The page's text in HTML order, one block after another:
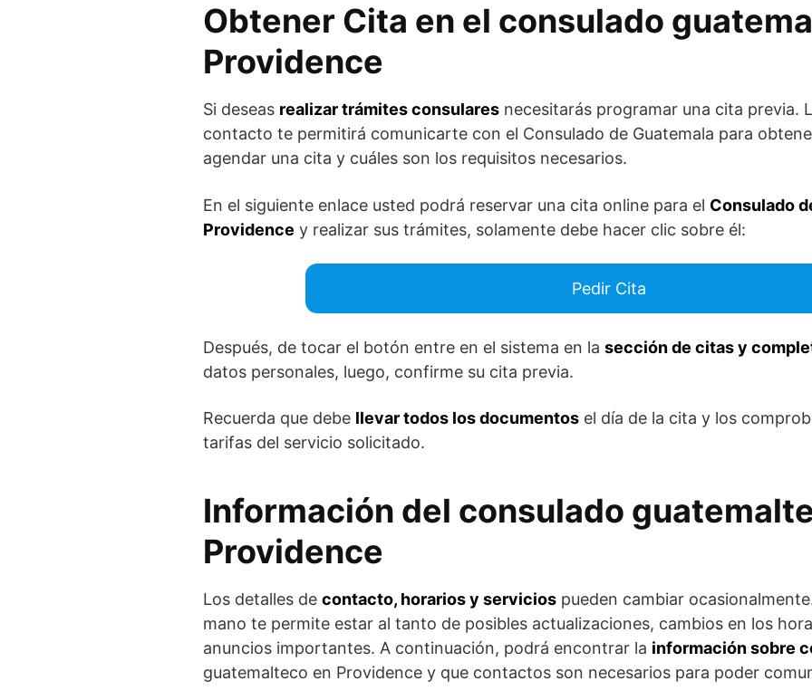
Obtener Cita en el consulado
Providence
Si deseas realizar trámites consulares necesitarás programar una cita previa.
contacto te permitirá comunicarte con el Consulado de Guatemala para
agendar una cita y cuáles son los requisitos necesarios.
En el siguiente enlace usted podrá reservar una cita online para el Consulado
Providence y realizar sus trámites, solamente debe hacer clic sobre él:
Pedir Cita
Después, de tocar el botón entre en el sistema en la sección de citas y
datos personales, luego, confirme su cita previa.
Recuerda que debe llevar todos los documentos el día de la cita y los
tarifas del servicio solicitado.
Información del consulado
Providence
Los detalles de contacto, horarios y servicios pueden cambiar
mano te permite estar al tanto de posibles actualizaciones, cambios en los
anuncios importantes. A continuación, podrá encontrar la información sobre
guatemalteco en Providence y que contactos son necesarios para poder